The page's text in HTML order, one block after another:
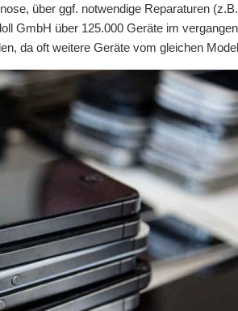
über ggf. notwendige Reparaturen
über 125.000 Geräte im
da oft weitere Geräte vom gleichen